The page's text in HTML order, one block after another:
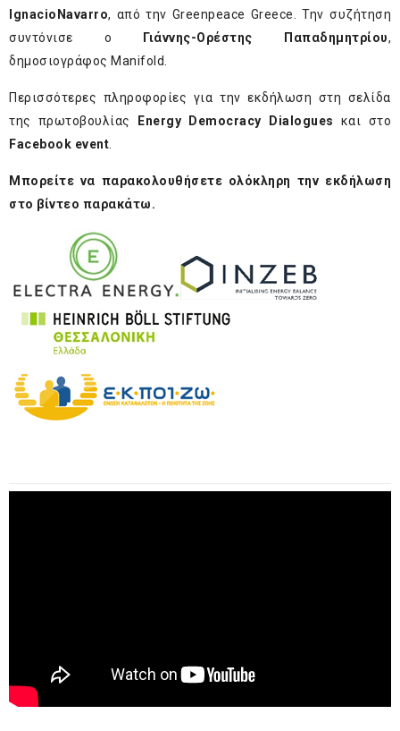
Ignacio Navarro, από την Greenpeace Greece. Την συζήτηση
συντόνισε ο
Γιάννης-Ορέστης Παπαδημητρίου,
δημοσιογράφος Manifold.
Περισσότερες πληροφορίες για την εκδήλωση στη σελίδα
της πρωτοβουλίας
Energy Democracy Dialogues και στο
Facebook event.
Μπορείτε να παρακολουθήσετε ολόκληρη την εκδήλωση
στο βίντεο παρακάτω.